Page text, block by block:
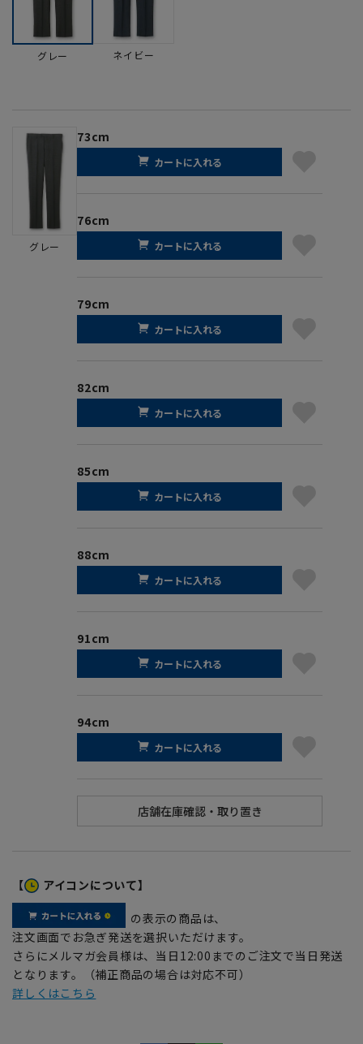
グレー ネイビー
グレー
73cm
カートに入れる
76cm
カートに入れる
79cm
カートに入れる
82cm
カートに入れる
85cm
カートに入れる
88cm
カートに入れる
91cm
カートに入れる
94cm
カートに入れる
【 アイコンについて】
の表示の商品は、
注文画面でお急ぎ発送を選択いただけます。
さらにメルマガ会員様は、当日12:00までのご注文で当日発送
となります。（補正商品の場合は対応不可）
詳しくはこちら